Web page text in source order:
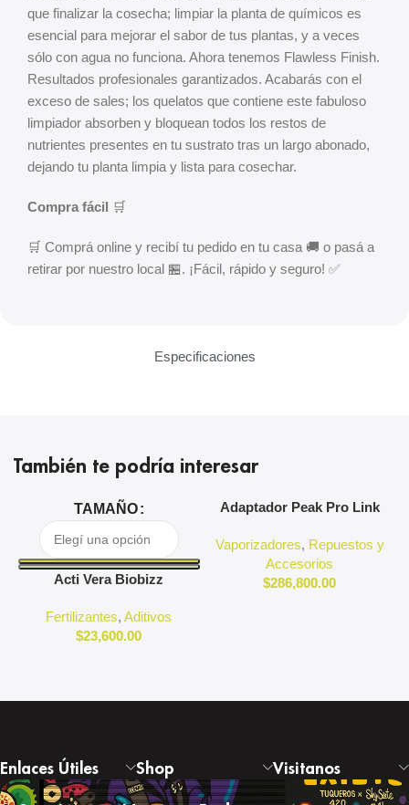
Especificaciones
que finalizar la cosecha; limpiar la planta de químicos es
esencial para mejorar el sabor de tus plantas, y a veces
sólo con agua no funciona. Ahora tenemos Flawless Finish.
Resultados profesionales garantizados. Acabarás con el
exceso de sales; los quelatos que contiene este fabuloso
limpiador absorben y bloquean todos los restos de
nutrientes presentes en tu sustrato tras un largo abonado,
dejando tu planta limpia y lista para cosechar.
Compra fácil 🛒
🛒 Comprá online y recibí tu pedido en tu casa 🚚 o pasá a
retirar por nuestro local 🏪. ¡Fácil, rápido y seguro! ✅
También te podría interesar
TAMAÑO
Acti Vera Biobizz
Fertilizantes,Aditivos
$23,600.00
Adaptador Peak Pro Link
Vaporizadores, Repuestos y
Accesorios
$286,800.00
Enlaces Útiles Shop Visitanos